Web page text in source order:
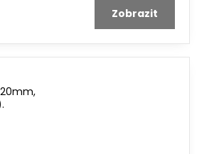
Zobrazit